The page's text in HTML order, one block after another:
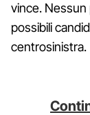
vince.
possibili
centrosinistra.